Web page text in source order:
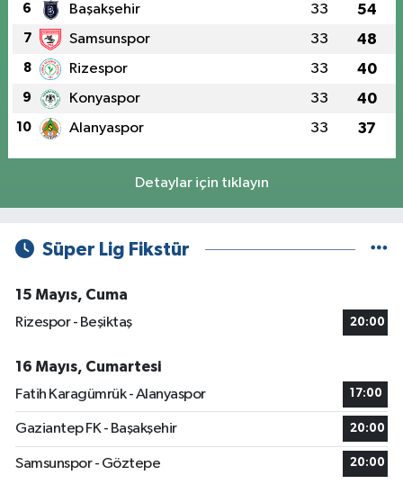
6 Başakşehir 33 54
7 Samsunspor 33 48
8 Rizespor 33 40
9 Konyaspor 33 40
10 Alanyaspor 33 37
Detaylar için tıklayın
Süper Lig Fikstür
15 Mayıs, Cuma
Rizespor - Beşiktaş
20:00
16 Mayıs, Cumartesi
Fatih Karagümrük - Alanyaspor
17:00
Gaziantep FK - Başakşehir 20:00
Samsunspor - Göztepe 20:00